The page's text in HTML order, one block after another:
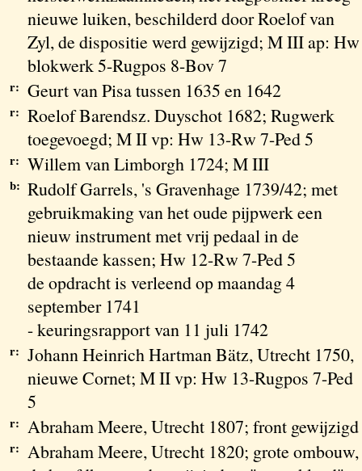
nieuwe luiken, beschilderd door Roelof van
Zyl, de dispositie werd gewijzigd; M III ap: Hw
blokwerk 5-Rugpos 8-Bov 7
r: Geurt van Pisa tussen 1635 en 1642
r: Roelof Barendsz. Duyschot 1682; Rugwerk
toegevoegd; M II vp: Hw 13-Rw 7-Ped 5
r: Willem van Limborgh 1724; M III
b: Rudolf Garrels, 's Gravenhage 1739/42; met
gebruikmaking van het oude pijpwerk een
nieuw instrument met vrij pedaal in de
bestaande kassen; Hw 12-Rw 7-Ped 5
de opdracht is verleend op maandag 4
september 1741
- keuringsrapport van 11 juli 1742
r: Johann Heinrich Hartman Bätz, Utrecht 1750,
nieuwe Cornet; M II vp: Hw 13-Rugpos 7-Ped
5
r: Abraham Meere, Utrecht 1807; front gewijzigd
r: Abraham Meere, Utrecht 1820; grote ombouw,